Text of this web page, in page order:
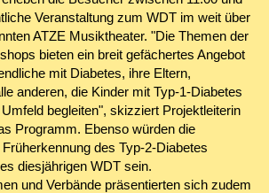
Veranstaltung zum WDT im weit über
ATZE Musiktheater. "Die Themen der
bieten ein breit gefächertes Angebot
mit Diabetes, ihre Eltern,
anderen, die Kinder mit Typ-1-Diabetes
begleiten", skizziert Projektleiterin
Programm. Ebenso würden die
des Typ-2-Diabetes
diesjährigen WDT sein.
und Verbände präsentierten sich zudem